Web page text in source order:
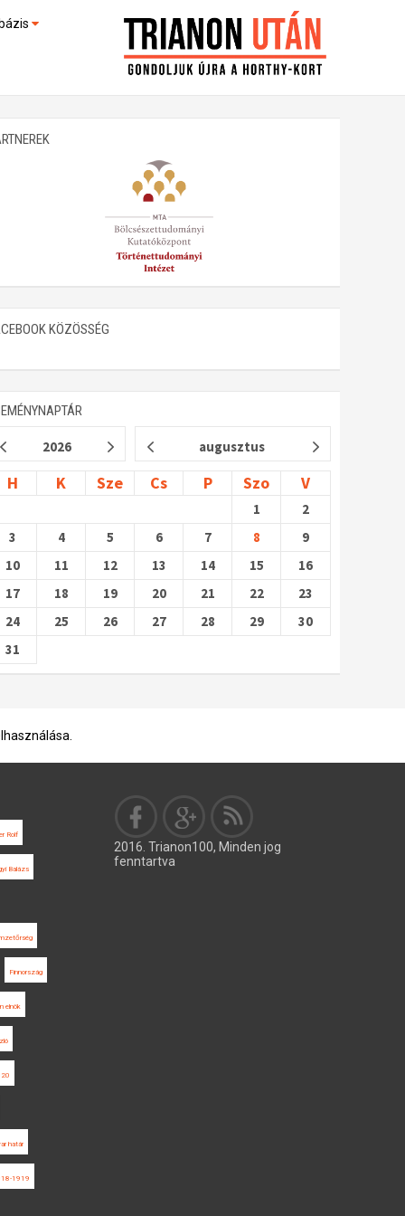
(feltöltés alatt)
KÖZÖSSÉG
2026 augusztus
H K Sze Cs P Szo V
1
2
3
4 5 6 7 8
9
10
11 12 13 14 15
16
17
18 19 20 21 22
23
24
25 26 27 28 29
30
31
Rolf
Balázs
Finnország
elnök
határ
1919
2016. Trianon100, Minden jog
fenntartva